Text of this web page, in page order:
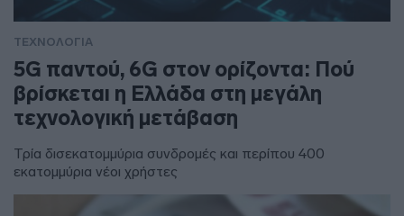
ΤΕΧΝΟΛΟΓΙΑ
5G παντού, 6G στον ορίζοντα: Πού
βρίσκεται η Ελλάδα στη μεγάλη
τεχνολογική μετάβαση
Τρία δισεκατομμύρια συνδρομές και περίπου 400
εκατομμύρια νέοι χρήστες